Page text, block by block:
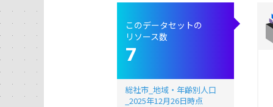
このデータセットの
リソース数
7
総社市_地域・年齢別人口
_2025年12月26日時点